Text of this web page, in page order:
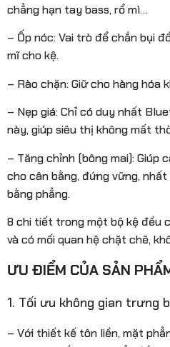
chẳng hạn tay bass, rổ mì…
– Ốp nóc: Vai trò để chắn bụi
mĩ cho kệ.
– Rào chặn: Giữ cho hàng hóa
– Nẹp giá: Chỉ có duy nhất
này, giúp siêu thị không mất
– Tăng chỉnh (bông mai): Giúp
cho cân bằng, đứng vững,
bằng phẳng.
8 chi tiết trong một bộ kệ đều
và có mối quan hệ chặt chẽ,
ƯU ĐIỂM CỦA SẢN
1. Tối ưu không gian trưng
– Với thiết kế tôn liền, mặt